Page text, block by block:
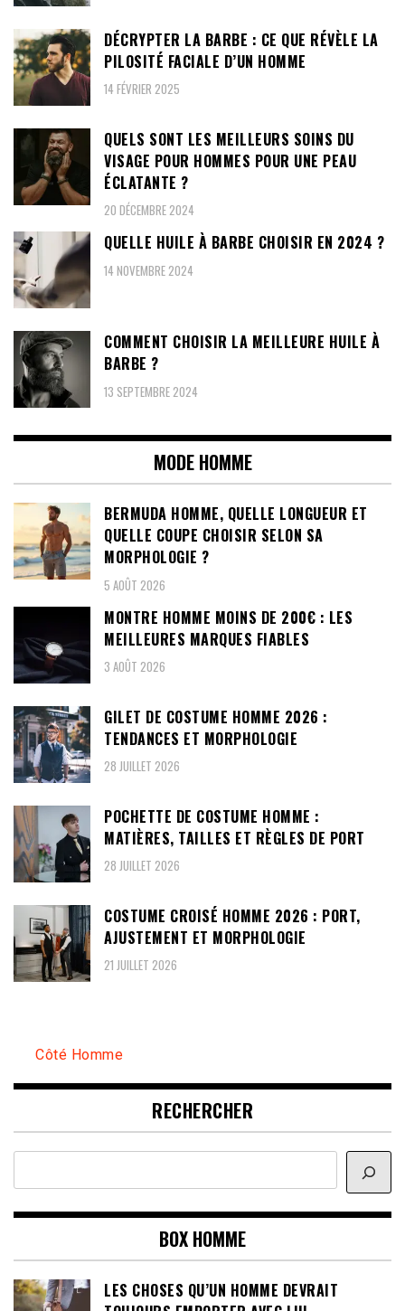
DÉCRYPTER LA BARBE : CE QUE RÉVÈLE LA
PILOSITÉ FACIALE D’UN HOMME
14 FÉVRIER 2025
QUELS SONT LES MEILLEURS SOINS DU
VISAGE POUR HOMMES POUR UNE PEAU
ÉCLATANTE ?
20 DÉCEMBRE 2024
QUELLE HUILE À BARBE CHOISIR EN 2024 ?
14 NOVEMBRE 2024
COMMENT CHOISIR LA MEILLEURE HUILE À
BARBE ?
13 SEPTEMBRE 2024
MODE HOMME
BERMUDA HOMME, QUELLE LONGUEUR ET
QUELLE COUPE CHOISIR SELON SA
MORPHOLOGIE ?
5 AOÛT 2026
MONTRE HOMME MOINS DE 200€ : LES
MEILLEURES MARQUES FIABLES
3 AOÛT 2026
GILET DE COSTUME HOMME 2026 :
TENDANCES ET MORPHOLOGIE
28 JUILLET 2026
POCHETTE DE COSTUME HOMME :
MATIÈRES, TAILLES ET RÈGLES DE PORT
28 JUILLET 2026
COSTUME CROISÉ HOMME 2026 : PORT,
AJUSTEMENT ET MORPHOLOGIE
21 JUILLET 2026
Côté Homme
RECHERCHER
Rechercher
BOX HOMME
LES CHOSES QU’UN HOMME DEVRAIT